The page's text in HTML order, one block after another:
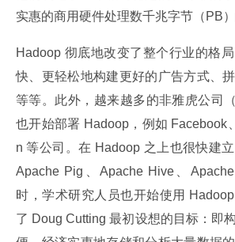
实惠的商用硬件处理数千兆字节（PB）
Hadoop 彻底地改变了整个行业的格
快、更轻松地构建更好的广告方式、
等等。此外，越来越多的非雅虎公司
也开始部署 Hadoop，例如 Facebook
n 等公司。在 Hadoop 之上也很快建
Apache Pig、Apache Hive、
时，学术研究人员也开始使用
了 Doug Cutting 最初设想的目标：即